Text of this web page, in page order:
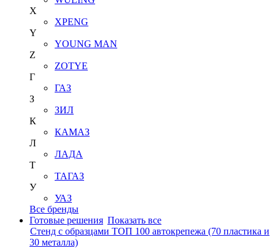
X
XPENG
Y
YOUNG MAN
Z
ZOTYE
Г
ГАЗ
З
ЗИЛ
К
КАМАЗ
Л
ЛАДА
Т
ТАГАЗ
У
УАЗ
Все бренды
Готовые решения Показать все
Стенд с образцами ТОП 100 автокрепежа (70 пластика и
30 металла)